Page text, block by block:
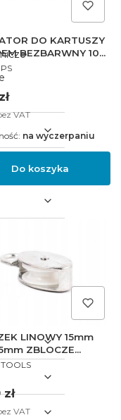
DO KARTUSZY
BEZBARWNY 10
VAT
Do koszyka
na wyczerpaniu
LINOWY 15mm
ZBLOCZE
TEFLON
VAT